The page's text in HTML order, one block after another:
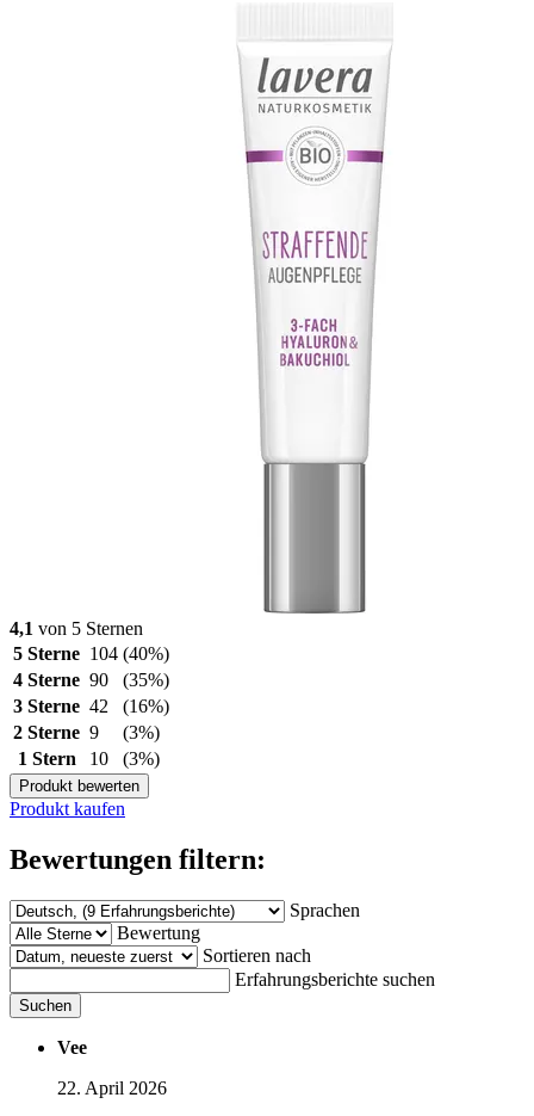
4,1 von 5 Sternen
5 Sterne 104 (40%)
4 Sterne 90
(35%)
3 Sterne 42
(16%)
2 Sterne 9
(3%)
1 Stern
10 (3%)
Produkt bewerten
Produkt kaufen
Bewertungen filtern:
Sprachen
Bewertung
Sortieren nach
Erfahrungsberichte suchen
Suchen
Vee
22. April 2026